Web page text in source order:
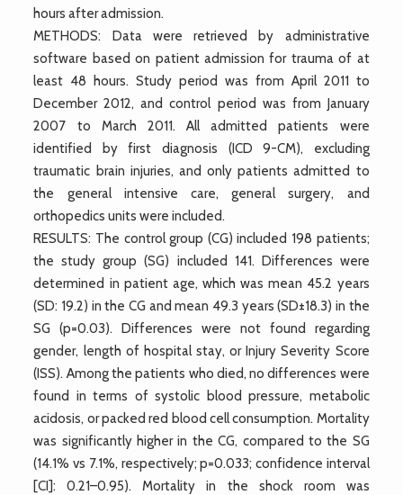
hours after admission.
METHODS: Data were retrieved by administrative
software based on patient admission for trauma of at
least 48 hours. Study period was from April 2011 to
December 2012, and control period was from January
2007 to March 2011. All admitted patients were
identified by first diagnosis (ICD 9-CM), excluding
traumatic brain injuries, and only patients admitted to
the general intensive care, general surgery, and
orthopedics units were included.
RESULTS: The control group (CG) included 198 patients;
the study group (SG) included 141. Differences were
determined in patient age, which was mean 45.2 years
(SD: 19.2) in the CG and mean 49.3 years (SD±18.3) in the
SG (p=0.03). Differences were not found regarding
gender, length of hospital stay, or Injury Severity Score
(ISS). Among the patients who died, no differences were
found in terms of systolic blood pressure, metabolic
acidosis, or packed red blood cell consumption. Mortality
was significantly higher in the CG, compared to the SG
(14.1% vs 7.1%, respectively; p=0.033; confidence interval
[CI]: 0.21–0.95). Mortality in the shock room was